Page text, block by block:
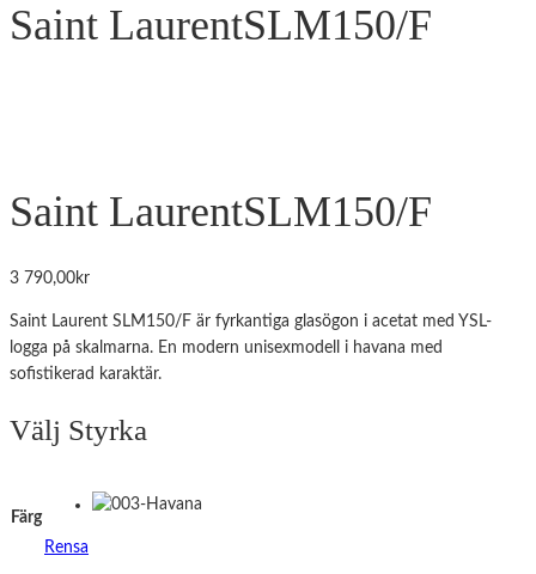
Saint LaurentSLM150/F
Saint LaurentSLM150/F
3 790,00kr
Saint Laurent SLM150/F är fyrkantiga glasögon i acetat med YSL-
logga på skalmarna. En modern unisexmodell i havana med
sofistikerad karaktär.
Välj Styrka
Färg
Rensa